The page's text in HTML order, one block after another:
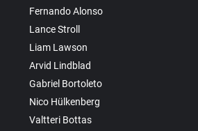
Fernando Alonso
Lance Stroll
Liam Lawson
Arvid Lindblad
Gabriel Bortoleto
Nico Hülkenberg
Valtteri Bottas